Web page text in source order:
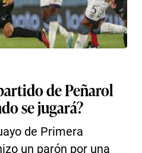
de Peñarol
se jugará?
de Primera
un parón por una